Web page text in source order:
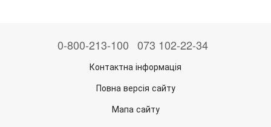
0-800-213-100 073 102-22-34
Контактна інформація
Повна версія сайту
Мапа сайту